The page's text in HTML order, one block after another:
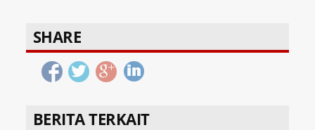
SHARE
BERITA TERKAIT